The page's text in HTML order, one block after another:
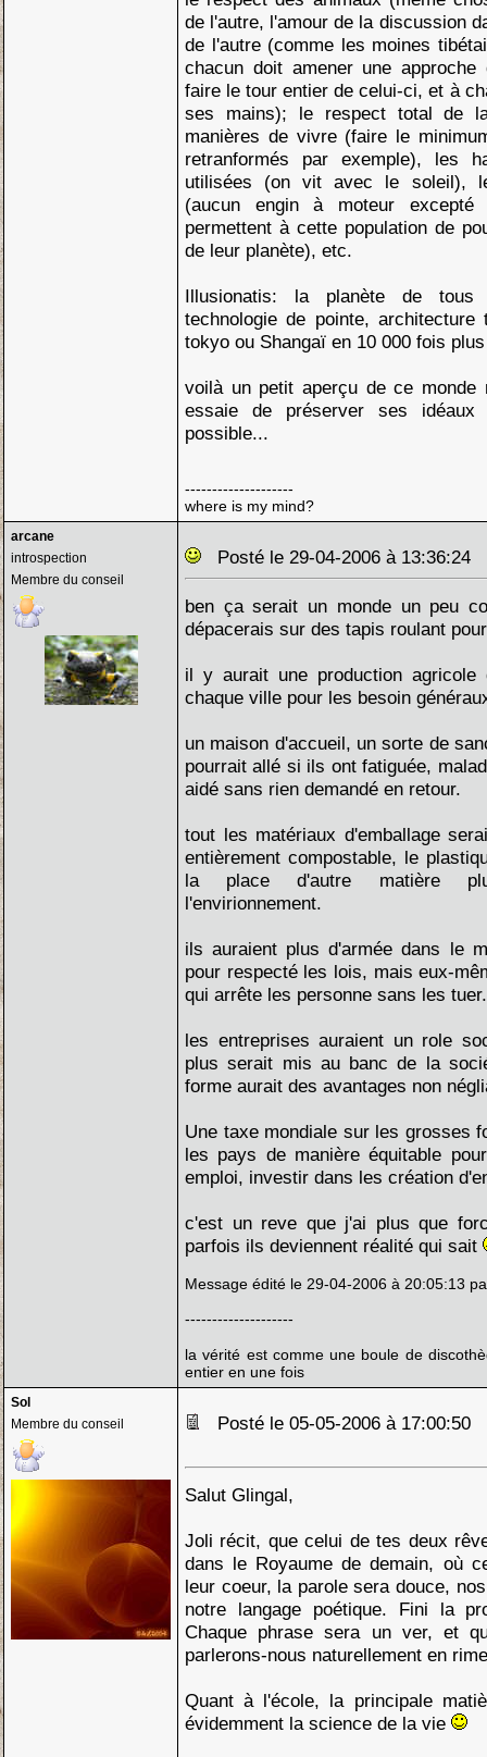
de l'autre, l'amour de la discussion
de l'autre (comme les moines
chacun doit amener une
faire le tour entier de celui-ci, et à
ses mains); le respect total de
manières de vivre (faire le
retranformés par exemple), les
utilisées (on vit avec le soleil),
(aucun engin à moteur excepté
permettent à cette population de
de leur planète), etc.
Illusionatis: la planète de tous
technologie de pointe, architecture
tokyo ou Shangaï en 10 000 fois
voilà un petit aperçu de ce monde
essaie de préserver ses
possible...
--------------------
where is my mind?
arcane
introspection
Membre du conseil
Posté le 29-04-2006 à 13:36:24
ben ça serait un monde un peu
dépacerais sur des tapis roulant
il y aurait une production agricole
chaque ville pour les besoin
un maison d'accueil, un sorte de
pourrait allé si ils ont fatiguée,
aidé sans rien demandé en retour.
tout les matériaux d'emballage
entièrement compostable, le
la place d'autre matière
l'envirionnement.
ils auraient plus d'armée dans le
pour respecté les lois, mais eux-
qui arrête les personne sans les tuer.
les entreprises auraient un role
plus serait mis au banc de la
forme aurait des avantages non
Une taxe mondiale sur les grosses
les pays de manière équitable
emploi, investir dans les création
c'est un reve que j'ai plus que
parfois ils deviennent réalité qui sait
Message édité le 29-04-2006 à 20:05:13
--------------------
la vérité est comme une boule de
entier en une fois
Sol
Membre du conseil
Posté le 05-05-2006 à 17:00:50
Salut Glingal,
Joli récit, que celui de tes deux
dans le Royaume de demain, où
leur coeur, la parole sera douce,
notre langage poétique. Fini la
Chaque phrase sera un ver, et
parlerons-nous naturellement en
Quant à l'école, la principale
évidemment la science de la vie